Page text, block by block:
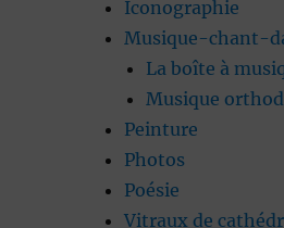
Iconographie
Musique-chant-
La boîte à
Musique
Peinture
Photos
Poésie
Vitraux de